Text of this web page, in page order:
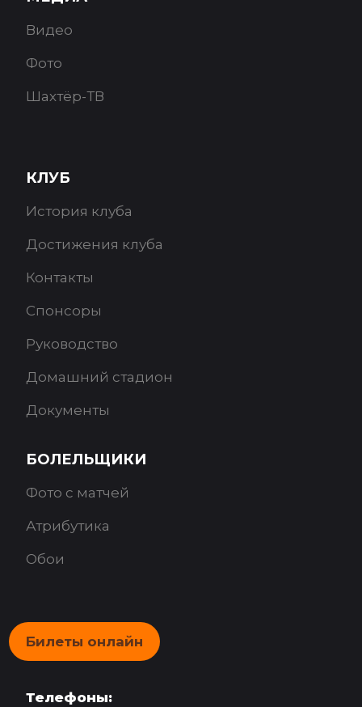
Видео
Фото
Шахтёр-ТВ
КЛУБ
История клуба
Достижения клуба
Контакты
Спонсоры
Руководство
Домашний стадион
Документы
БОЛЕЛЬЩИКИ
Фото с матчей
Атрибутика
Обои
Билеты онлайн
Телефоны: